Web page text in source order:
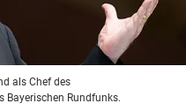
als Chef des
Bayerischen Rundfunks.